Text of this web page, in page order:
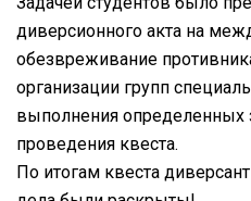
диверсионного акта на
обезвреживание
организации групп
выполнения определенных
проведения квеста.
По итогам квеста